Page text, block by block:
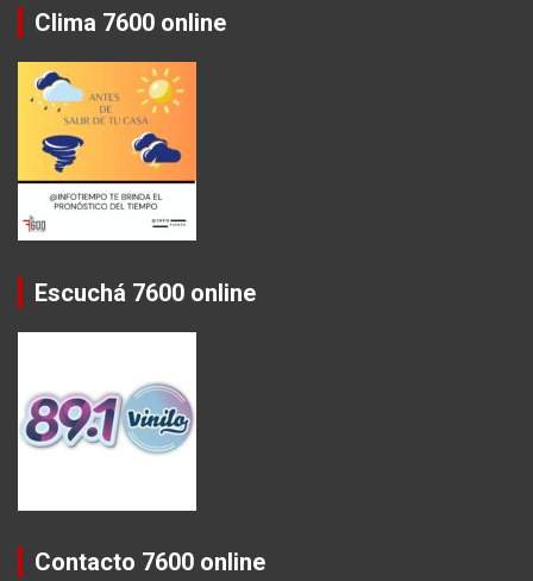
Clima 7600 online
Escuchá 7600 online
Contacto 7600 online